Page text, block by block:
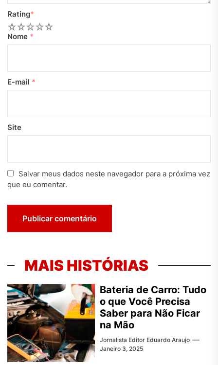
Rating*
5
4
3
2
Nome *
E-mail *
Site
Salvar meus dados neste navegador para a próxima vez
que eu comentar.
MAIS HISTÓRIAS
Bateria de Carro: Tudo
o que Você Precisa
Saber para Não Ficar
na Mão
Jornalista Editor Eduardo Araujo
Janeiro 3, 2025